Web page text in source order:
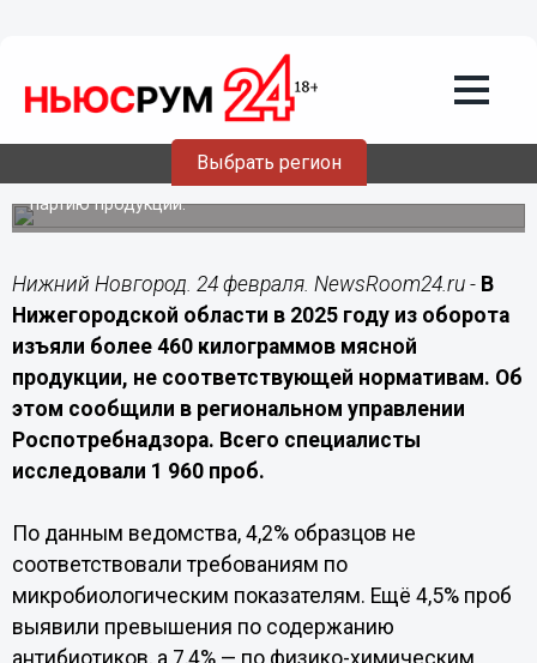
Выбрать регион
24.02.202615:40
В Нижегородской области изъяли 460
кг некачественного мяса
По итогам проверок 2025 года с продажи сняли 41
партию продукции.
Нижний Новгород. 24 февраля. NewsRoom24.ru - В
Нижегородской области в 2025 году из оборота
изъяли более 460 килограммов мясной
продукции, не соответствующей нормативам. Об
этом сообщили в региональном управлении
Роспотребнадзора. Всего специалисты
исследовали 1 960 проб.
По данным ведомства, 4,2% образцов не
соответствовали требованиям по
микробиологическим показателям. Ещё 4,5% проб
выявили превышения по содержанию
антибиотиков, а 7,4% — по физико-химическим